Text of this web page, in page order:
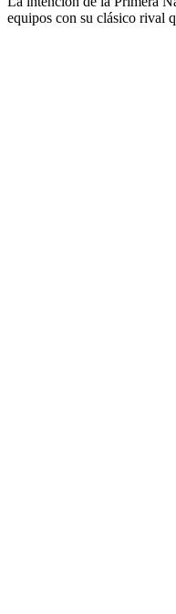
equipos con su clásico rival